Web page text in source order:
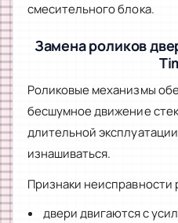
смесительного блока.
Замена роликов
Роликовые механизмы
бесшумное движение
длительной
изнашиваться.
Признаки неисправности
двери двигаются с